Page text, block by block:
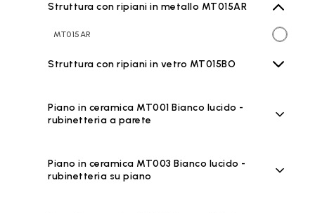
Struttura con ripiani in metallo MT015AR
MT015AR
Struttura con ripiani in vetro MT015BO
Piano in ceramica MT001 Bianco lucido -
rubinetteria a parete
Piano in ceramica MT003 Bianco lucido -
rubinetteria su piano